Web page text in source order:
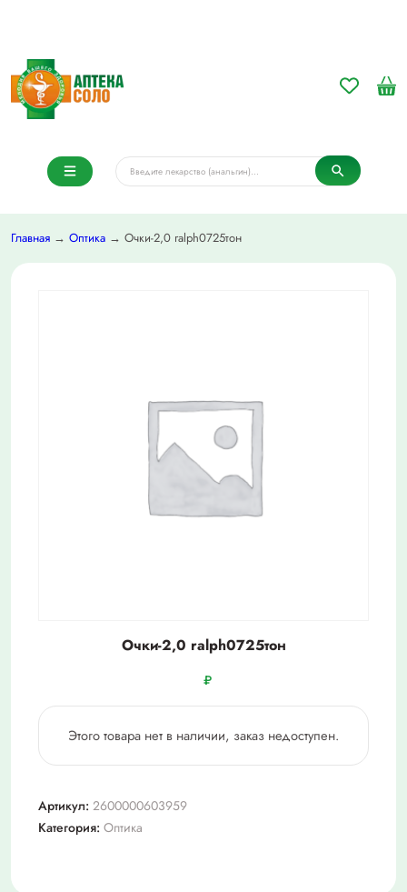
Главная → Оптика → Очки-2,0 ralph0725тон
Очки-2,0 ralph0725тон
₽
Этого товара нет в наличии, заказ недоступен.
Артикул: 2600000603959
Категория: Оптика